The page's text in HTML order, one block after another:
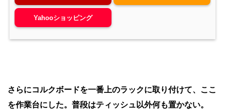
Yahooショッピング
さらにコルクボードを一番上のラックに取り付けて、ここ
を作業台にした。普段はティッシュ以外何も置かない。